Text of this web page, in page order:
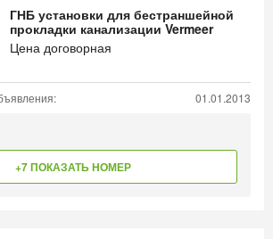
ГНБ установки для бестраншейной
прокладки канализации Vermeer
Цена договорная
01.01.2013
+7 ПОКАЗАТЬ НОМЕР